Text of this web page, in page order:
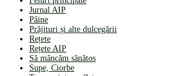
Jurnal AIP
Pâine
Prăjituri și alte dulcegării
Rețete
Rețete AIP
Să mâncăm sănătos
Supe, Ciorbe